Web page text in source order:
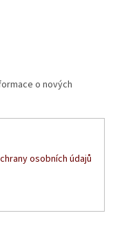
o nových
osobních údajů